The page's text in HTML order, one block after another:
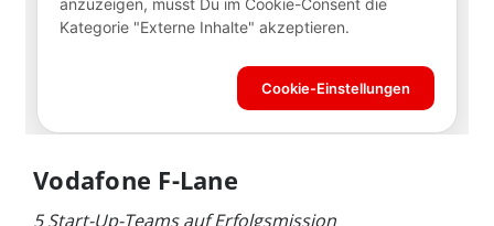
Vodafone F-Lane
5 Start-Up-Teams auf Erfolgsmission